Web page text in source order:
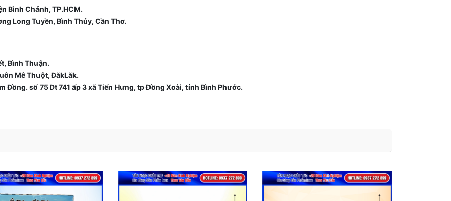
Bình Chánh, TP.HCM.
Long Tuyền, Bình Thủy, Cần Thơ.
Bình Thuận.
Mê Thuột, ĐăkLăk.
Đồng. số 75 Dt 741 ấp 3 xã Tiến Hưng, tp Đồng Xoài, tỉnh Bình Phước.